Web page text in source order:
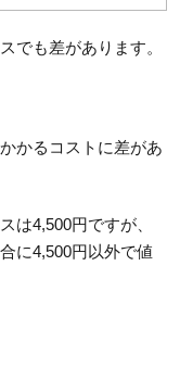
でも差があります。
かるコストに差があ
は4,500円ですが、
に4,500円以外で値